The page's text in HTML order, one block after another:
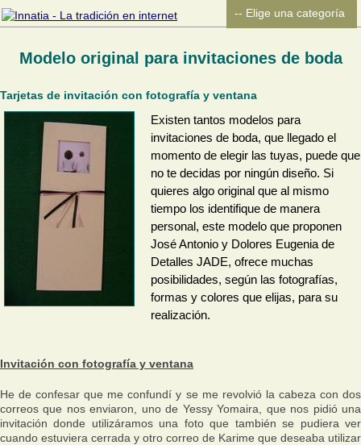
Modelo original para invitaciones de boda
Tarjetas de invitación con fotografía y ventana
Existen tantos modelos para
invitaciones de boda, que llegado el
momento de elegir las tuyas, puede que
no te decidas por ningún diseño. Si
quieres algo original que al mismo
tiempo los identifique de manera
personal, este modelo que proponen
José Antonio y Dolores Eugenia de
Detalles JADE, ofrece muchas
posibilidades, según las fotografías,
formas y colores que elijas, para su
realización.
Invitación con fotografía y ventana
He de confesar que me confundí y se me revolvió la cabeza con dos
correos que nos enviaron, uno de Yessy Yomaira, que nos pidió una
invitación donde utilizáramos una foto que también se pudiera ver
cuando estuviera cerrada y otro correo de Karime que deseaba utilizar